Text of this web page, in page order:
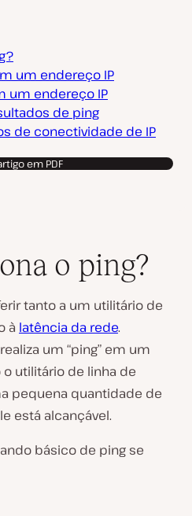
um endereço IP
um endereço IP
de ping
de conectividade de IP
em PDF
o ping?
tanto a um utilitário de
à latência da rede.
um “ping” em um
o utilitário de linha de
pequena quantidade de
está alcançável.
básico de ping se